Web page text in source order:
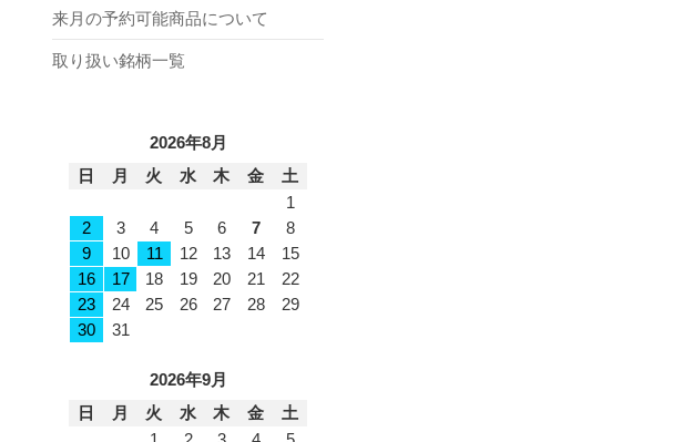
来月の予約可能商品について
取り扱い銘柄一覧
2026年8月
日
月 火 水 木 金
土
1
2
3 4 5 6 7
8
9
10 11 12 13 14
15
16
17 18 19 20 21
22
23
24 25 26 27 28
29
30
31
2026年9月
日
月 火 水 木 金
土